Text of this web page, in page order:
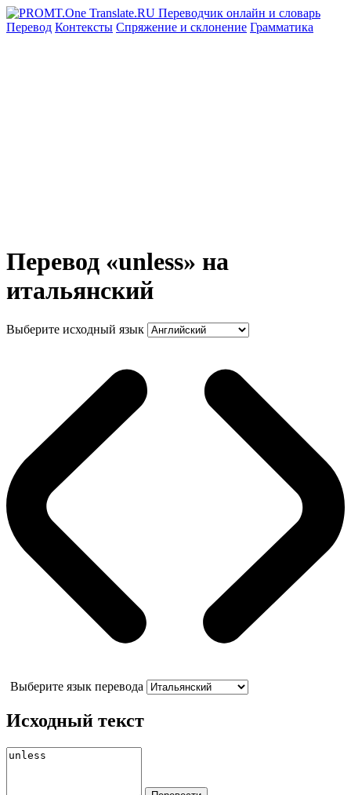
Перевод Контексты Спряжение и склонение Грамматика
Перевод «unless» на
итальянский
Выберите исходный язык
Выберите язык перевода
Исходный текст